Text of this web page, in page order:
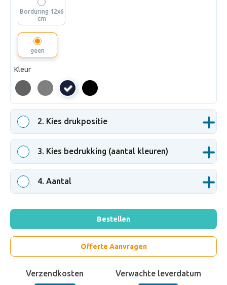
Borduring 12x6
cm
geen
Kleur
navy
2. Kies drukpositie
3. Kies bedrukking (aantal kleuren)
4. Aantal
Bestellen
Offerte Aanvragen
Verzendkosten
Verwachte leverdatum